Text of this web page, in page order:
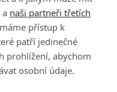
PŘIHLÁSIT
REGISTROVAT
a naši partneři třetích
přístup k
patří jedinečné
prohlížení, abychom
osobní údaje.